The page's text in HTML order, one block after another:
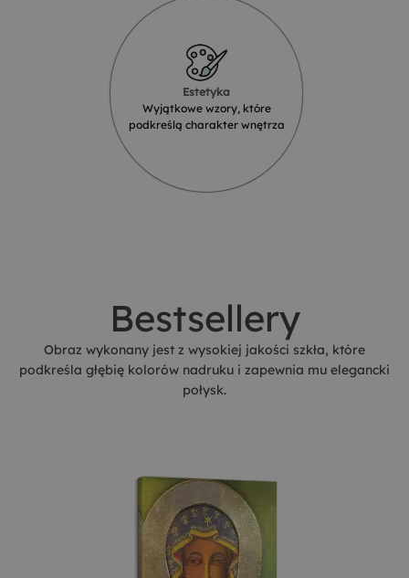
Estetyka
Wyjątkowe wzory, które
podkreślą charakter wnętrza
Bestsellery
Obraz wykonany jest z wysokiej jakości szkła, które
podkreśla głębię kolorów nadruku i zapewnia mu elegancki
połysk.